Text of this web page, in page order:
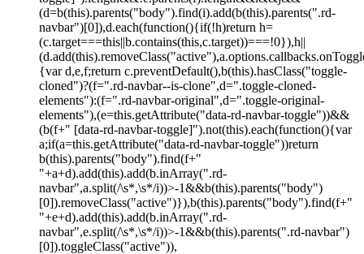
(d=b(this).parents("body").find(i).add(b(this).parents(".rd-
navbar")[0]),d.each(function(){if(!h)return h=
(c.target===this||b.contains(this,c.target))===!0}),h||
{var d,e,f;return c.preventDefault(),b(this).hasClass("toggle-
cloned")?(f=".rd-navbar--is-clone",d=".toggle-cloned-
elements"):(f=".rd-navbar-original",d=".toggle-original-
elements"),(e=this.getAttribute("data-rd-navbar-toggle"))&&
(b(f+" [data-rd-navbar-toggle]").not(this).each(function(){var
a;if(a=this.getAttribute("data-rd-navbar-toggle"))return
b(this).parents("body").find(f+"
"+a+d).add(this).add(b.inArray(".rd-
navbar",a.split(/\s*,\s*/i))>-1&&b(this).parents("body")
[0]).removeClass("active")}),b(this).parents("body").find(f+"
"+e+d).add(this).add(b.inArray(".rd-
navbar",e.split(/\s*,\s*/i))>-1&&b(this).parents(".rd-navbar")
[0]).toggleClass("active")),